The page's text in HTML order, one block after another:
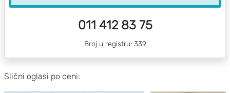
011 412 83 75
Broj u registru: 339
Slični oglasi po ceni: